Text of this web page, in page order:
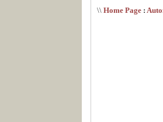
\\ Home Page :